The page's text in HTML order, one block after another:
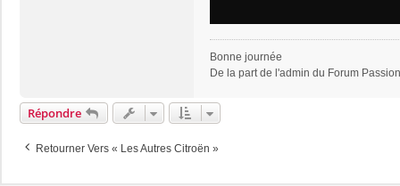
Bonne journée
De la part de l'admin du Forum
Répondre
Retourner Vers « Les Autres Citroën »